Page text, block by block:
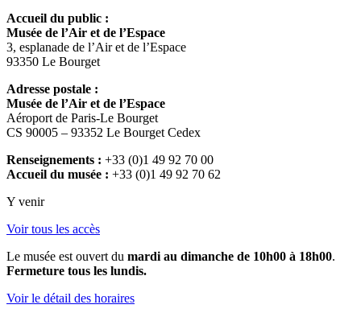
Accueil du public :
Musée de l’Air et de l’Espace
3, esplanade de l’Air et de l’Espace
93350 Le Bourget
Adresse postale :
Musée de l’Air et de l’Espace
Aéroport de Paris-Le Bourget
CS 90005 – 93352 Le Bourget Cedex
Renseignements : +33 (0)1 49 92 70 00
Accueil du musée : +33 (0)1 49 92 70 62
Y venir
Voir tous les accès
Le musée est ouvert du mardi au dimanche de 10h00 à 18h00.
Fermeture tous les lundis.
Voir le détail des horaires